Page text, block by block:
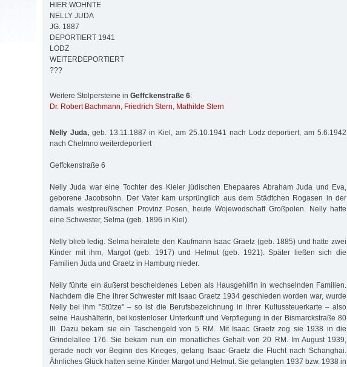
HIER WOHNTE
NELLY JUDA
JG. 1887
DEPORTIERT 1941
LODZ
WEITERDEPORTIERT
???
Weitere Stolpersteine in Geffckenstraße 6:
Dr. Robert Bachmann, Friedrich Stern, Mathilde Stern
Nelly Juda,geb. 13.11.1887 in Kiel, am 25.10.1941 nach Lodz deportiert, am 5.6.1942
nach Chelmno weiterdeportiert
Geffckenstraße 6
Nelly Juda war eine Tochter des Kieler jüdischen Ehepaares Abraham Juda und Eva,
geborene Jacobsohn. Der Vater kam ursprünglich aus dem Städtchen Rogasen in der
damals westpreußischen Provinz Posen, heute Wojewodschaft Großpolen. Nelly hatte
eine Schwester, Selma (geb. 1896 in Kiel).
Nelly blieb ledig. Selma heiratete den Kaufmann Isaac Graetz (geb. 1885) und hatte zwei
Kinder mit ihm, Margot (geb. 1917) und Helmut (geb. 1921). Später ließen sich die
Familien Juda und Graetz in Hamburg nieder.
Nelly führte ein äußerst bescheidenes Leben als Hausgehilfin in wechselnden Familien.
Nachdem die Ehe ihrer Schwester mit Isaac Graetz 1934 geschieden worden war, wurde
Nelly bei ihm "Stütze" – so ist die Berufsbezeichnung in ihrer Kultussteuerkarte – also
seine Haushälterin, bei kostenloser Unterkunft und Verpflegung in der Bismarckstraße 80
III. Dazu bekam sie ein Taschengeld von 5 RM. Mit Isaac Graetz zog sie 1938 in die
Grindelallee 176. Sie bekam nun ein monatliches Gehalt von 20 RM. Im August 1939,
gerade noch vor Beginn des Krieges, gelang Isaac Graetz die Flucht nach Schanghai.
Ähnliches Glück hatten seine Kinder Margot und Helmut. Sie gelangten 1937 bzw. 1938 in